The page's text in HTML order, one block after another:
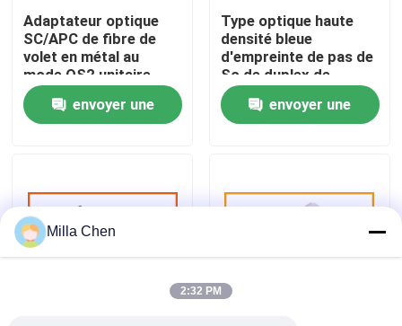
Contrôle de qualité
Contactez-nous
Cas
Demandez une citation
Adaptateur optique
SC/APC de fibre de
volet en métal au
mode OS2 unitaire
recto de SC/APC avec
la brideenvoyer une
Type optique haute
densité bleue
d'empreinte de pas de
Sc de duplex de
l'adaptateur LC de
fibre de PBT de mode
unitaire
envoyer une
Milla Chen
2:32 PM